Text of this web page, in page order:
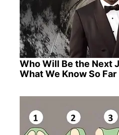
Who Will Be the Next
What We Know So Far